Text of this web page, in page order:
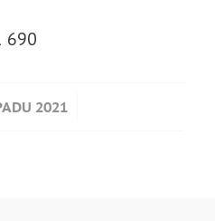
690
2021
/